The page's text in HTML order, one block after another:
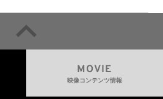
るための統一的な枠組みを提案
MOVIE
映像コンテンツ情報